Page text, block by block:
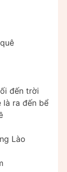
đến trời
là ra đến bể
Lào